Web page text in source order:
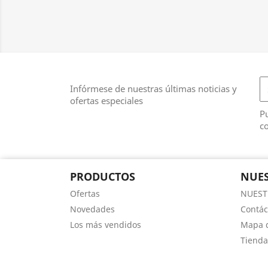
Infórmese de nuestras últimas noticias y
ofertas especiales
PRODUCTOS
Ofertas
Novedades
Los más vendidos
Mapa